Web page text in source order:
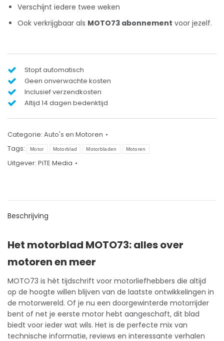
Verschijnt iedere twee weken
Ook verkrijgbaar als MOTO73 abonnement voor jezelf.
Stopt automatisch
Geen onverwachte kosten
Inclusief verzendkosten
Altijd 14 dagen bedenktijd
Categorie: Auto's en Motoren
Tags:
Motor Motorblad Motorbladen Motoren
Uitgever: PiTE Media
Beschrijving
Het motorblad MOTO73: alles over
motoren en meer
MOTO73 is hét tijdschrift voor motorliefhebbers die altijd
op de hoogte willen blijven van de laatste ontwikkelingen in
de motorwereld. Of je nu een doorgewinterde motorrijder
bent of net je eerste motor hebt aangeschaft, dit blad
biedt voor ieder wat wils. Het is de perfecte mix van
technische informatie, reviews en interessante verhalen